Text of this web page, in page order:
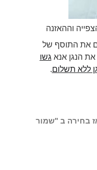
וההאזנה
את התוסף של
הנגן אנאגשו
ללא תשלום.
בחירה ב "שמור